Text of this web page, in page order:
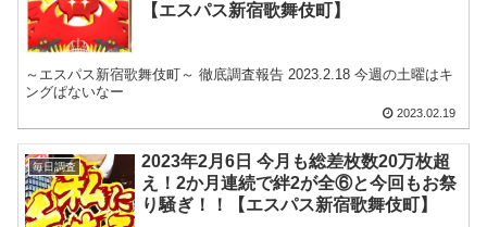
【エスパス新宿歌舞伎町】
～エスパス新宿歌舞伎町～ 徹底調査報告 2023.2.18 今週の土曜はキ
ングぱないなー
2023.02.19
毎日調査
2023年2月6日 今月も総差枚数20万枚超
え！2か月連続で絆2が全⑥と今回もお祭
り騒ぎ！！【エスパス新宿歌舞伎町】